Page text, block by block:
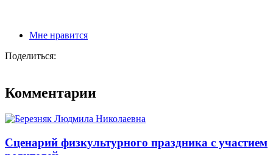
Мне нравится
Поделиться:
Комментарии
Сценарий физкультурного праздника с участием